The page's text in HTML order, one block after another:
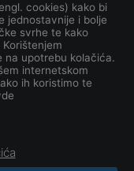
cookies) kako bi
jednostavnije i bolje
svrhe te kako
na upotrebu kolačića.
internetskom
ih koristimo te